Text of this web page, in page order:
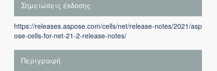
Σημειώσεις έκδοσης
https://releases.aspose.com/cells/net/release-notes/2021/asp
ose-cells-for-net-21-2-release-notes/
Περιγραφή